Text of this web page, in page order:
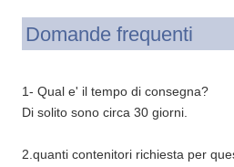
Domande frequenti
1- Qual e' il tempo di consegna?
Di solito sono circa 30 giorni.
2.quanti contenitori richiesta per